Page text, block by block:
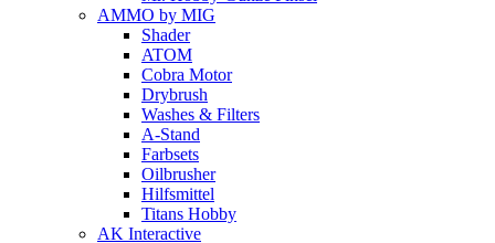
AMMO by MIG
Shader
ATOM
Cobra Motor
Drybrush
Washes & Filters
A-Stand
Farbsets
Oilbrusher
Hilfsmittel
Titans Hobby
AK Interactive